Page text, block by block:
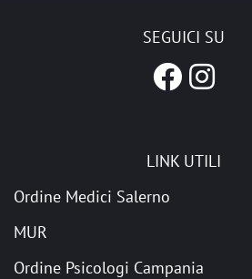
SEGUICI SU
LINK UTILI
Ordine Medici Salerno
MUR
Ordine Psicologi Campania